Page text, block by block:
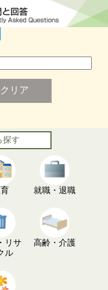
探す
就職・退職
リサ
ル
高齢・介護